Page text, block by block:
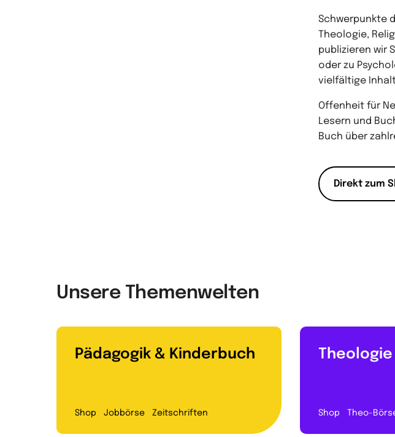
Schwerpunkte
Theologie,
publizieren wir
oder zu
vielfältige
Offenheit für
Lesern und
Buch über
Direkt zum
Unsere Themenwelten
Pädagogik & Kinderbuch
Shop Jobbörse Zeitschriften
Theologie
Shop Theo-